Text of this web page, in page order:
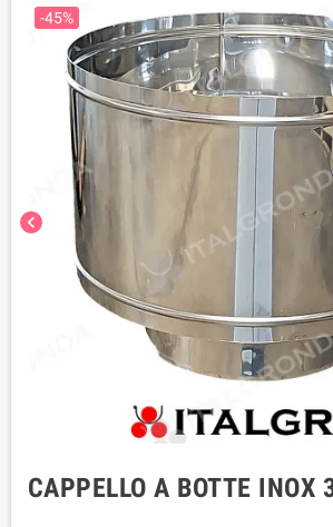
chevron_left
-45%
CAPPELLO A BOTTE INOX